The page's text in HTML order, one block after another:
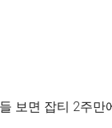
보면 잡티 2주